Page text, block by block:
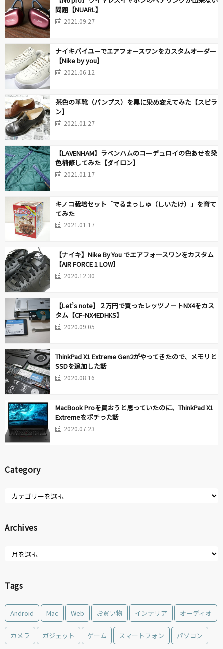
問題【NUARL】
2021.09.27
ナイキバイユーでエアフォースワンをカスタムオーダー
【Nike by you】
2021.06.12
茶色の革靴（パンプス）を黒に染め変えてみた【スピラ
ン】
2021.01.27
【LAVENHAM】ラベンハムのコーデュロイの色あせを染
色補修してみた【ダイロン】
2021.01.17
キノコ栽培セット「でるまっしゅ（しいたけ）」を育て
てみた
2021.01.17
【ナイキ】Nike By You でエアフォースワンをカスタム
【AIR FORCE 1 LOW】
2020.12.30
【Let’s note】２万円で買ったレッツノートNX4をカス
タム【CF-NX4EDHKS】
2020.09.05
ThinkPad X1 Extreme Gen2がやってきたので、メモリと
SSDを追加した話
2020.08.16
MacBook Proを買おうと思っていたのに、ThinkPad X1
Extremeをポチった話
2020.07.23
Category
Archives
Tags
Android Mac Web お買い物 インテリア オーディオ
カメラ ガジェット ゲーム スマートフォン パソコン